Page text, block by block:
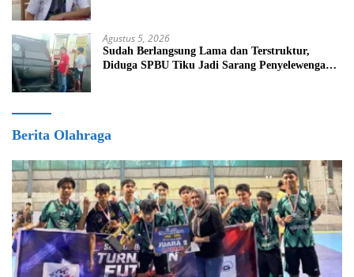
Agustus 5, 2026
Sudah Berlangsung Lama dan Terstruktur,
Diduga SPBU Tiku Jadi Sarang Penyelewengan
Berita Olahraga